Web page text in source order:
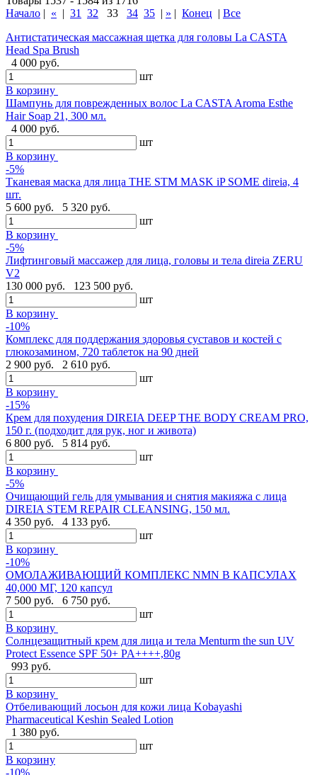
Начало | « | 31 32 33 34 35 | » | Конец | Все
Антистатическая массажная щетка для головы La CASTA
Head Spa Brush
4 000 руб.
шт
В корзину
Шампунь для поврежденных волос La CASTA Aroma Esthe
Hair Soap 21, 300 мл.
4 000 руб.
шт
В корзину
-5%
Тканевая маска для лица THE STM MASK iP SOME direia, 4
шт.
5 600 руб.
5 320 руб.
шт
В корзину
-5%
Лифтинговый массажер для лица, головы и тела direia ZERU
V2
130 000 руб.
123 500 руб.
шт
В корзину
-10%
Комплекс для поддержания здоровья суставов и костей с
глюкозамином, 720 таблеток на 90 дней
2 900 руб.
2 610 руб.
шт
В корзину
-15%
Крем для похудения DIREIA DEEP THE BODY CREAM PRO,
150 г. (подходит для рук, ног и живота)
6 800 руб.
5 814 руб.
шт
В корзину
-5%
Очищающий гель для умывания и снятия макияжа с лица
DIREIA STEM REPAIR CLEANSING, 150 мл.
4 350 руб.
4 133 руб.
шт
В корзину
-10%
ОМОЛАЖИВАЮЩИЙ КОМПЛЕКС NMN В КАПСУЛАХ
40,000 МГ, 120 капсул
7 500 руб.
6 750 руб.
шт
В корзину
Солнцезащитный крем для лица и тела Menturm the sun UV
Protect Essence SPF 50+ PA++++,80g
993 руб.
шт
В корзину
Отбеливающий лосьон для кожи лица Kobayashi
Pharmaceutical Keshin Sealed Lotion
1 380 руб.
шт
В корзину
-10%